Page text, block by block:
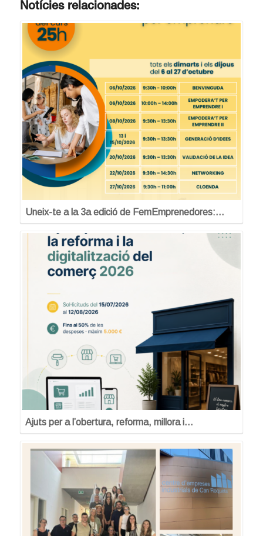
Notícies relacionades:
Uneix-te a la 3a edició de FemEmprenedores:…
Ajuts per a l’obertura, reforma, millora i…